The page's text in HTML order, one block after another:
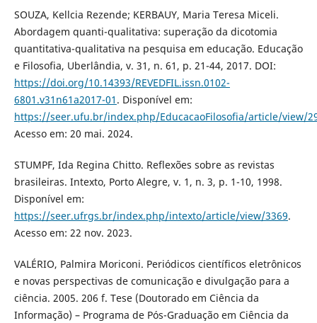
SOUZA, Kellcia Rezende; KERBAUY, Maria Teresa Miceli.
Abordagem quanti-qualitativa: superação da dicotomia
quantitativa-qualitativa na pesquisa em educação. Educação
e Filosofia, Uberlândia, v. 31, n. 61, p. 21-44, 2017. DOI:
https://doi.org/10.14393/REVEDFIL.issn.0102-
6801.v31n61a2017-01 . Disponível em:
https://seer.ufu.br/index.php/EducacaoFilosofia/article/view/
Acesso em: 20 mai. 2024.
STUMPF, Ida Regina Chitto. Reflexões sobre as revistas
brasileiras. Intexto, Porto Alegre, v. 1, n. 3, p. 1-10, 1998.
Disponível em:
https://seer.ufrgs.br/index.php/intexto/article/view/3369.
Acesso em: 22 nov. 2023.
VALÉRIO, Palmira Moriconi. Periódicos científicos eletrônicos
e novas perspectivas de comunicação e divulgação para a
ciência. 2005. 206 f. Tese (Doutorado em Ciência da
Informação) – Programa de Pós-Graduação em Ciência da